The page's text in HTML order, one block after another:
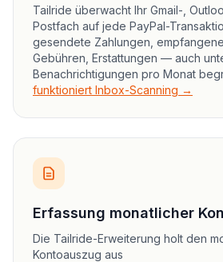
Tailride überwacht Ihr Gmail-,
Postfach auf jede PayPal-
gesendete Zahlungen,
Gebühren, Erstattungen — auch
Benachrichtigungen pro Monat
funktioniert Inbox-Scanning →
Erfassung monatlicher
Die Tailride-Erweiterung holt den
Kontoauszug aus